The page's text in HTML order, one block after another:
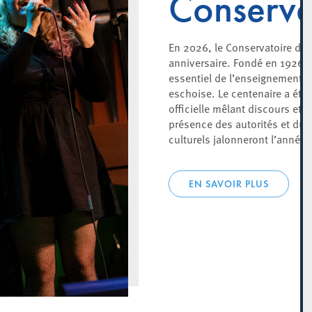
En 2026, le Conservatoire
anniversaire. Fondé en 1926,
essentiel de l’enseignement
eschoise. Le centenaire a été
officielle mêlant discours et
présence des autorités et du
culturels jalonneront l’année.
EN SAVOIR PLUS